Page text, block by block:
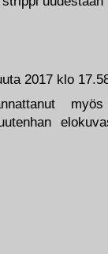
2017 klo